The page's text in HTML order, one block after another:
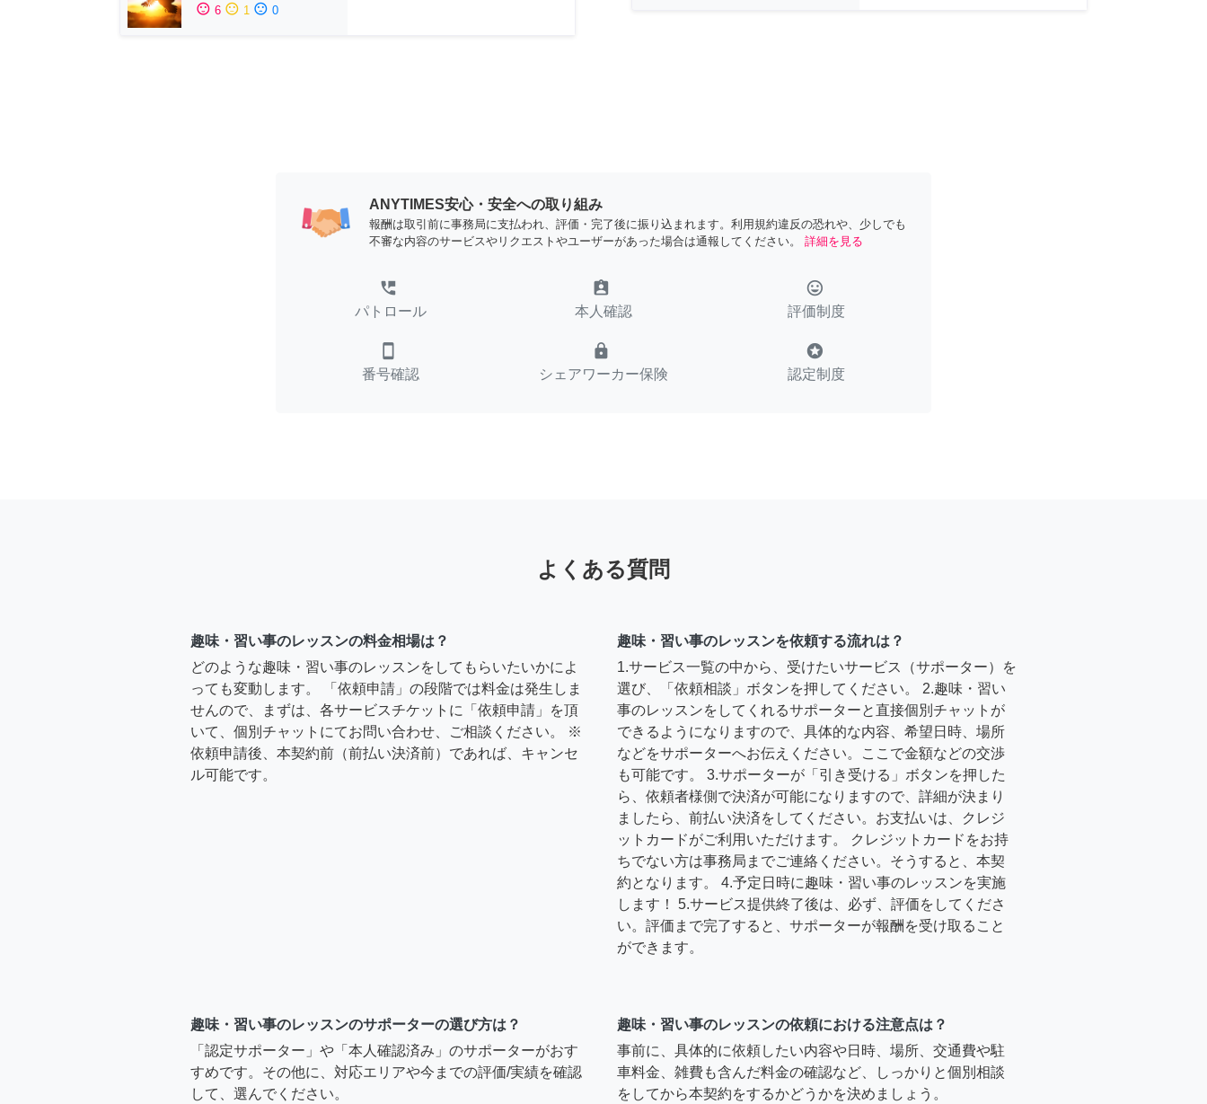
sentiment_satisfied 6 sentiment_neutral 1 sentiment_dissatisfied 0
ANYTIMES安心・安全への取り組み
報酬は取引前に事務局に支払われ、評価・完了後に振り込まれます。利用規約違反の恐れや、少しでも
不審な内容のサービスやリクエストやユーザーがあった場合は通報してください。
詳細を見る
perm_phone_msg
パトロール
assignment_ind
本人確認
tag_faces
評価制度
smartphone
番号確認
lock
シェアワーカー保険
stars
認定制度
よくある質問
趣味・習い事のレッスンの料金相場は？
どのような趣味・習い事のレッスンをしてもらいたいかによ
っても変動します。 「依頼申請」の段階では料金は発生しま
せんので、まずは、各サービスチケットに「依頼申請」を頂
いて、個別チャットにてお問い合わせ、ご相談ください。 ※
依頼申請後、本契約前（前払い決済前）であれば、キャンセ
ル可能です。
趣味・習い事のレッスンを依頼する流れは？
1.サービス一覧の中から、受けたいサービス（サポーター）を
選び、「依頼相談」ボタンを押してください。 2.趣味・習い
事のレッスンをしてくれるサポーターと直接個別チャットが
できるようになりますので、具体的な内容、希望日時、場所
などをサポーターへお伝えください。ここで金額などの交渉
も可能です。 3.サポーターが「引き受ける」ボタンを押した
ら、依頼者様側で決済が可能になりますので、詳細が決まり
ましたら、前払い決済をしてください。お支払いは、クレジ
ットカードがご利用いただけます。 クレジットカードをお持
ちでない方は事務局までご連絡ください。そうすると、本契
約となります。 4.予定日時に趣味・習い事のレッスンを実施
します！ 5.サービス提供終了後は、必ず、評価をしてくださ
い。評価まで完了すると、サポーターが報酬を受け取ること
ができます。
趣味・習い事のレッスンのサポーターの選び方は？
「認定サポーター」や「本人確認済み」のサポーターがおす
すめです。その他に、対応エリアや今までの評価/実績を確認
して、選んでください。
趣味・習い事のレッスンの依頼における注意点は？
事前に、具体的に依頼したい内容や日時、場所、交通費や駐
車料金、雑費も含んだ料金の確認など、しっかりと個別相談
をしてから本契約をするかどうかを決めましょう。